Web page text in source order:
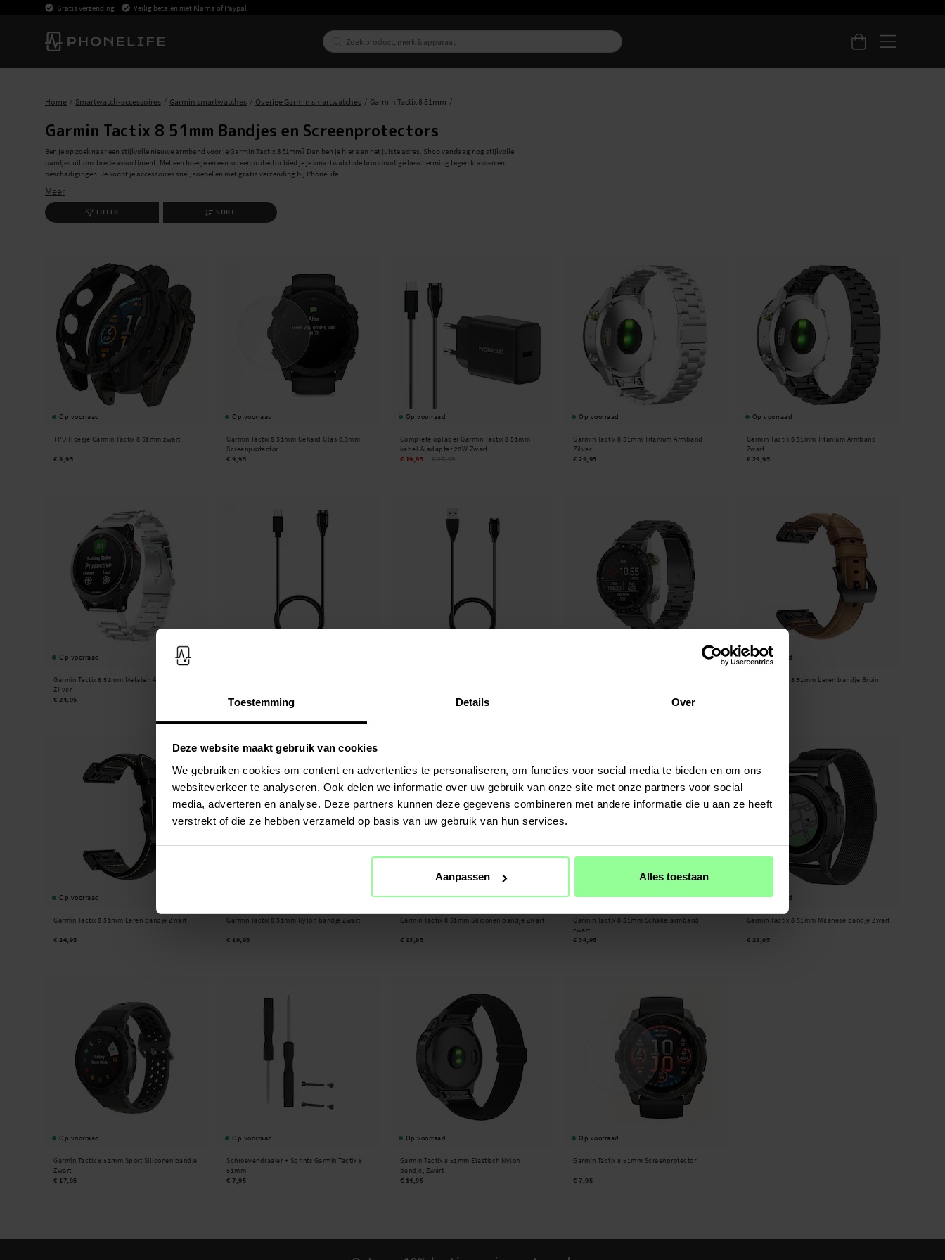
Toestemming Details Over
Deze website maakt gebruik van cookies
We gebruiken cookies om content en advertenties te personaliseren, om functies voor social media te bieden en om ons
websiteverkeer te analyseren. Ook delen we informatie over uw gebruik van onze site met onze partners voor social
media, adverteren en analyse. Deze partners kunnen deze gegevens combineren met andere informatie die u aan ze heeft
verstrekt of die ze hebben verzameld op basis van uw gebruik van hun services.
Aanpassen Alles toestaan
Gratis verzending Veilig betalen met Klarna of Paypal
Home Smartwatch-accessoires Garmin smartwatches Overige Garmin smartwatches Garmin Tactix 8 51mm
Garmin Tactix 8 51mm Bandjes en Screenprotectors
Ben je op zoek naar een stijlvolle nieuwe armband voor je Garmin Tactix 8 51mm? Dan ben je hier aan het juiste adres. Shop vandaag nog stijlvolle
bandjes uit ons brede assortiment. Met een hoesje en een screenprotector bied je je smartwatch de broodnodige bescherming tegen krassen en
beschadigingen. Je koopt je accessoires snel, soepel en met gratis verzending bij PhoneLife.
Stijlvolle bandjes voor Garmin Tactix 8 51mm
Ontdek ons brede assortiment aan armbanden voor Garmin Tactix 8 51mm, geschikt voor elke gelegenheid. Of je nu een leren armband wilt voor een
klassieke look of een siliconen armband voor tijdens het sporten, wij hebben Garmin Tactix 8 51mm-armbanden voor je.
Bescherm je Garmin Tactix 8 51mm met onze duurzame hoesjes en screenprotectors. Bekijk ons assortiment en vind vandaag nog de perfecte
bescherming voo je Garmin Tactix 8 51mm.
Bij ons gaat winkelen snel en soepel. Bovendien bieden we gratis verzending. Bestel accessoires voor je Garmin Tactix 8 51mm vandaag nog bij ons!
Aarzel niet om contact op te nemen met onze klantenservice
als je een vraag hebt of als je hulp nodig hebt bij het kiezen van passende accessoires voor je
device.
Meer
FILTER SORT
Op voorraad
TPU Hoesje Garmin Tactix 8 51mm zwart
€ 8,95
Op voorraad
Garmin Tactix 8 51mm Gehard Glas 0.3mm
Screenprotector
€ 9,95
Op voorraad
Complete oplader Garmin Tactix 8 51mm
kabel & adapter 20W Zwart
€ 19,95
Op voorraad
Garmin Tactix 8 51mm Titanium Armband
Zilver
€ 29,95
Op voorraad
Garmin Tactix 8 51mm Titanium Armband
Zwart
€ 29,95
Op voorraad
Garmin Tactix 8 51mm Metalen Armband
Zilver
€ 24,95
€ 9,95
Op voorraad
Garmin Tactix 8 51mm Leren bandje Bruin
Op voorraad
Garmin Tactix 8 51mm Leren bandje Zwart
€ 24,95
Garmin Tactix 8 51mm Nylon bandje Zwart
€ 19,95
Op voorraad
Garmin Tactix 8 51mm Siliconen bandje Zwart
€ 13,95
Op voorraad
Garmin Tactix 8 51mm Schakelarmband
zwart
€ 34,95
Op voorraad
Garmin Tactix 8 51mm Milanese bandje Zwart
€ 23,95
Op voorraad
Garmin Tactix 8 51mm Sport Siliconen bandje
Zwart
€ 17,95
Op voorraad
Schroevendraaier + Sprints Garmin Tactix 8
51mm
€ 7,95
Op voorraad
Garmin Tactix 8 51mm Elastisch Nylon
bandje, Zwart
€ 14,95
Op voorraad
Garmin Tactix 8 51mm Screenprotector
€ 7,95